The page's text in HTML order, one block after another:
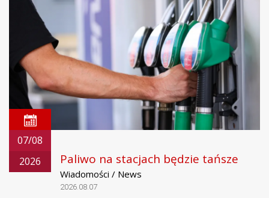
07/08
2026
Paliwo na stacjach będzie tańsze
Wiadomości / News
2026.08.07